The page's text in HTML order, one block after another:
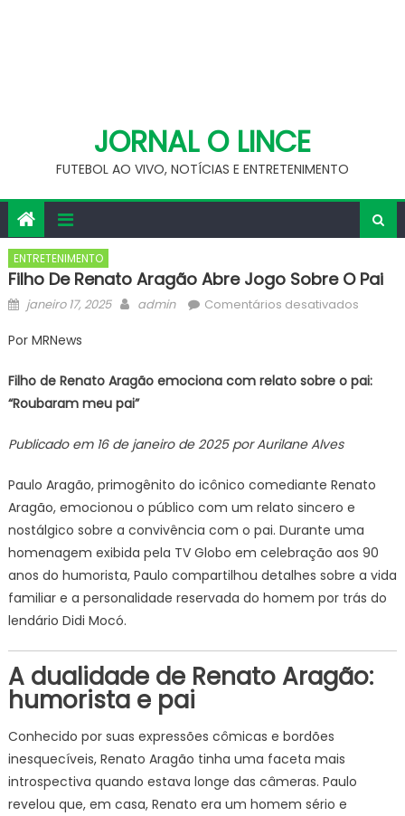
JORNAL O LINCE
FUTEBOL AO VIVO, NOTÍCIAS E ENTRETENIMENTO
ENTRETENIMENTO
Filho De Renato Aragão Abre Jogo Sobre O Pai
Posted
janeiro 17, 2025 Author
admin Comentários desativadosem
Aragão
pai
Por MRNews
Filho de Renato Aragão emociona com relato sobre o pai:
“Roubaram meu pai”
Publicado em 16 de janeiro de 2025 por Aurilane Alves
Paulo Aragão, primogênito do icônico comediante Renato
Aragão, emocionou o público com um relato sincero e
nostálgico sobre a convivência com o pai. Durante uma
homenagem exibida pela TV Globo em celebração aos 90
anos do humorista, Paulo compartilhou detalhes sobre a vida
familiar e a personalidade reservada do homem por trás do
lendário Didi Mocó.
A dualidade de Renato Aragão:
humorista e pai
Conhecido por suas expressões cômicas e bordões
inesquecíveis, Renato Aragão tinha uma faceta mais
introspectiva quando estava longe das câmeras. Paulo
revelou que, em casa, Renato era um homem sério e